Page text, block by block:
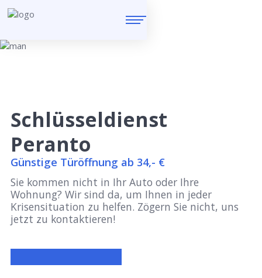
Schlüsseldienst
Peranto
Günstige Türöffnung ab 34,- €
Sie kommen nicht in Ihr Auto oder Ihre
Wohnung? Wir sind da, um Ihnen in jeder
Krisensituation zu helfen. Zögern Sie nicht, uns
jetzt zu kontaktieren!